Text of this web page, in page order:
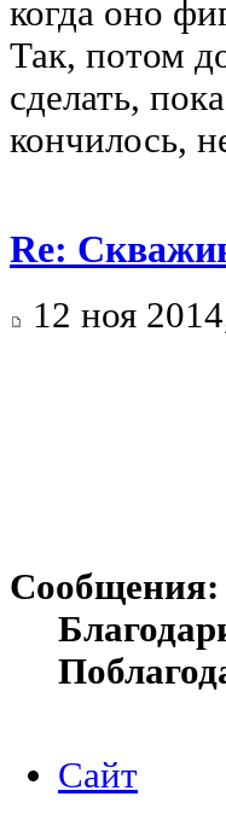
когда оно
Так, потом
сделать,
кончилось,
Re:
12 ноя
Сообщения:
Сайт